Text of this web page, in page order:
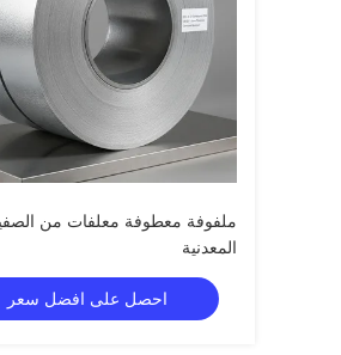
ملفوفة معطوفة معلفات من
المعدنية
احصل على افضل سعر